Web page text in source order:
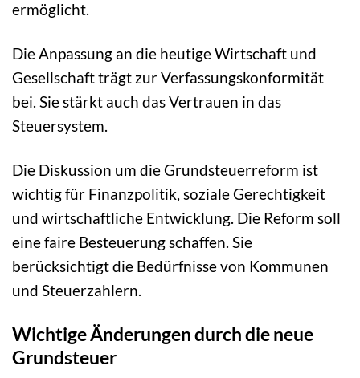
ermöglicht.
Die Anpassung an die heutige Wirtschaft und
Gesellschaft trägt zur Verfassungskonformität
bei. Sie stärkt auch das Vertrauen in das
Steuersystem.
Die Diskussion um die Grundsteuerreform ist
wichtig für Finanzpolitik, soziale Gerechtigkeit
und wirtschaftliche Entwicklung. Die Reform soll
eine faire Besteuerung schaffen. Sie
berücksichtigt die Bedürfnisse von Kommunen
und Steuerzahlern.
Wichtige Änderungen durch die neue
Grundsteuer